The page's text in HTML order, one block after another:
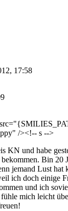
17:58
/><!-- s -->
KN und habe
Bin 20
jemand Lust hat
ich doch einige
und ich
mich leicht